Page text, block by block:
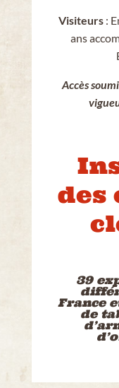
Visiteurs:
ans
Accès
des
39
France
de